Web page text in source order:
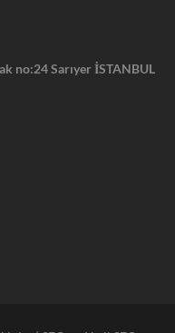
no:24 Sarıyer İSTANBUL